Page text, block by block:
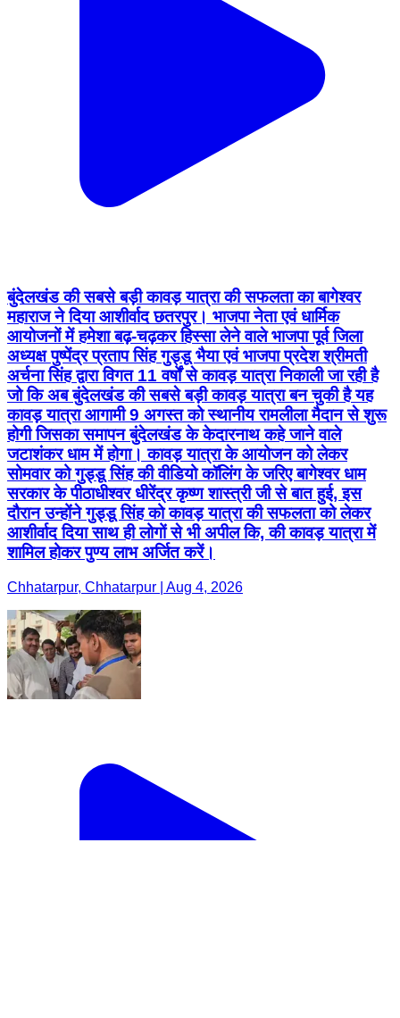
बुंदेलखंड की सबसे बड़ी कावड़ यात्रा की सफलता का बागेश्वर
महाराज ने दिया आशीर्वाद छतरपुर। भाजपा नेता एवं धार्मिक
आयोजनों में हमेशा बढ़-चढ़कर हिस्सा लेने वाले भाजपा पूर्व जिला
अध्यक्ष पुष्पेंद्र प्रताप सिंह गुड्डू भैया एवं भाजपा प्रदेश श्रीमती
अर्चना सिंह द्वारा विगत 11 वर्षों से कावड़ यात्रा निकाली जा रही है
जो कि अब बुंदेलखंड की सबसे बड़ी कावड़ यात्रा बन चुकी है यह
कावड़ यात्रा आगामी 9 अगस्त को स्थानीय रामलीला मैदान से शुरू
होगी जिसका समापन बुंदेलखंड के केदारनाथ कहे जाने वाले
जटाशंकर धाम में होगा। कावड़ यात्रा के आयोजन को लेकर
सोमवार को गुड्डू सिंह की वीडियो कॉलिंग के जरिए बागेश्वर धाम
सरकार के पीठाधीश्वर धीरेंद्र कृष्ण शास्त्री जी से बात हुई, इस
दौरान उन्होंने गुड्डू सिंह को कावड़ यात्रा की सफलता को लेकर
आशीर्वाद दिया साथ ही लोगों से भी अपील कि, की कावड़ यात्रा में
शामिल होकर पुण्य लाभ अर्जित करें।
Chhatarpur, Chhatarpur | Aug 4, 2026